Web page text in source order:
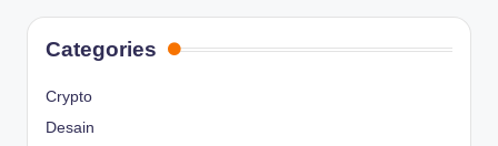
Categories
Crypto
Desain